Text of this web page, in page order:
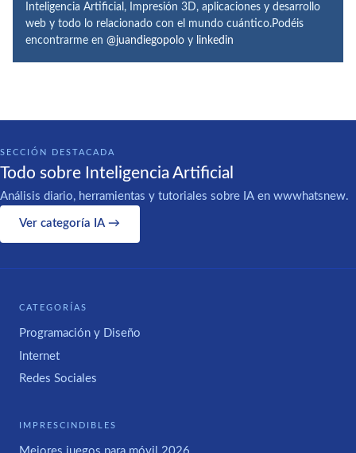
Inteligencia Artificial, Impresión 3D, aplicaciones y desarrollo
web y todo lo relacionado con el mundo cuántico.Podéis
encontrarme en @juandiegopolo y linkedin
SECCIÓN DESTACADA
Todo sobre Inteligencia Artificial
Análisis diario, herramientas y tutoriales sobre IA en wwwhatsnew.
Ver categoría IA →
CATEGORÍAS
Programación y Diseño
Internet
Redes Sociales
IMPRESCINDIBLES